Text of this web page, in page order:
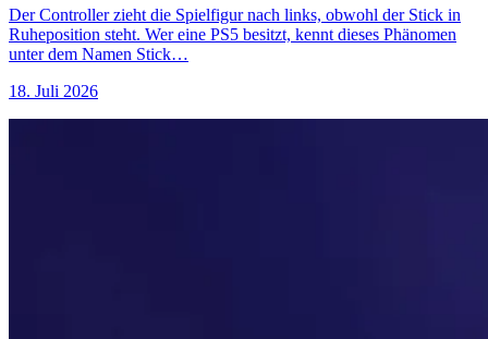
Der Controller zieht die Spielfigur nach links, obwohl der Stick in
Ruheposition steht. Wer eine PS5 besitzt, kennt dieses Phänomen
unter dem Namen Stick…
18. Juli 2026